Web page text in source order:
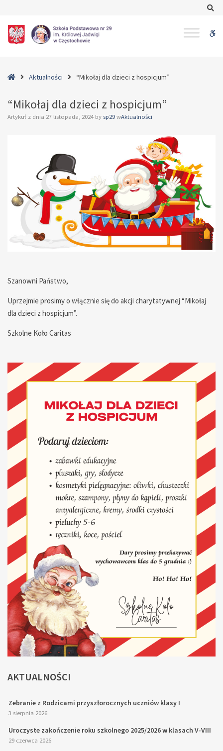
dla
dzieci
HomeAktualności “Mikołaj dla dzieci z hospicjum”
“Mikołaj dla dzieci z hospicjum”
Artykuł z dnia 27 listopada, 2024 by sp29 wAktualności
Szanowni Państwo,
Uprzejmie prosimy o włącznie się do akcji charytatywnej “Mikołaj
dla dzieci z hospicjum”.
Szkolne Koło Caritas
AKTUALNOŚCI
Zebranie z Rodzicami przyszłorocznych uczniów klasy I
3 sierpnia 2026
Uroczyste zakończenie roku szkolnego 2025/2026 w klasach V-VIII
29 czerwca 2026